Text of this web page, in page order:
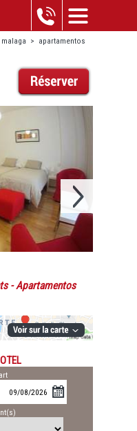
malaga > apartamentos
- Apartamentos